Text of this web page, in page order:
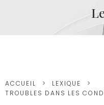
ACCUEIL
LEXIQUE
TROUBLES DANS LES